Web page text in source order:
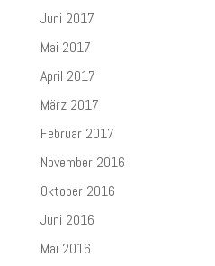
Juni 2017
Mai 2017
April 2017
März 2017
Februar 2017
November 2016
Oktober 2016
Juni 2016
Mai 2016